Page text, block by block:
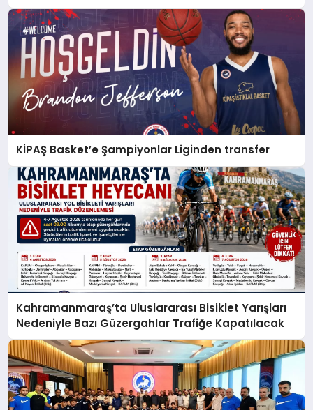
KİPAŞ Basket’e Şampiyonlar Liginden transfer
Kahramanmaraş’ta Uluslararası Bisiklet Yarışları
Nedeniyle Bazı Güzergahlar Trafiğe Kapatılacak